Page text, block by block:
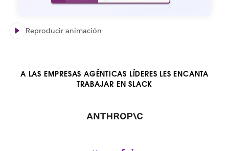
Reproducir animación
A LAS EMPRESAS AGÉNTICAS LÍDERES LES ENCANTA
TRABAJAR EN SLACK